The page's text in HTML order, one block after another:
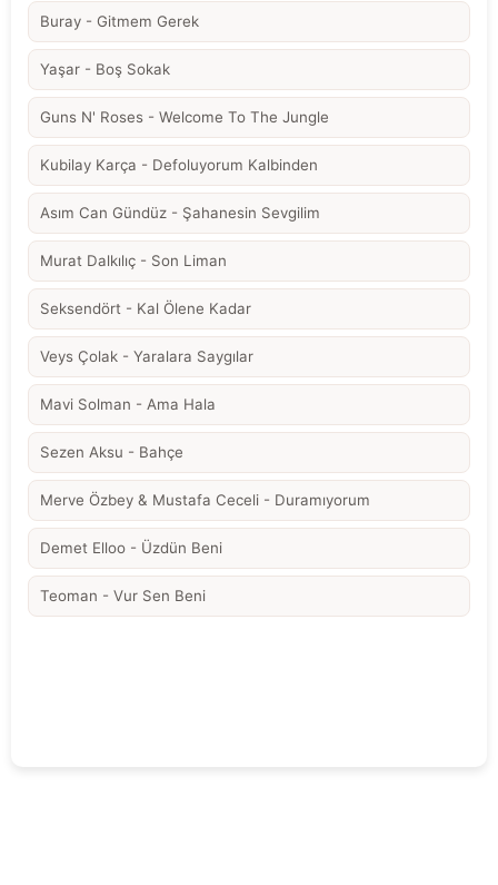
Buray - Gitmem Gerek
Yaşar - Boş Sokak
Guns N' Roses - Welcome To The Jungle
Kubilay Karça - Defoluyorum Kalbinden
Asım Can Gündüz - Şahanesin Sevgilim
Murat Dalkılıç - Son Liman
Seksendört - Kal Ölene Kadar
Veys Çolak - Yaralara Saygılar
Mavi Solman - Ama Hala
Sezen Aksu - Bahçe
Merve Özbey & Mustafa Ceceli - Duramıyorum
Demet Elloo - Üzdün Beni
Teoman - Vur Sen Beni